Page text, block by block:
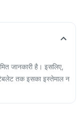
जानकारी है। इसलिए,
टैबलेट तक इसका इस्तेमाल न